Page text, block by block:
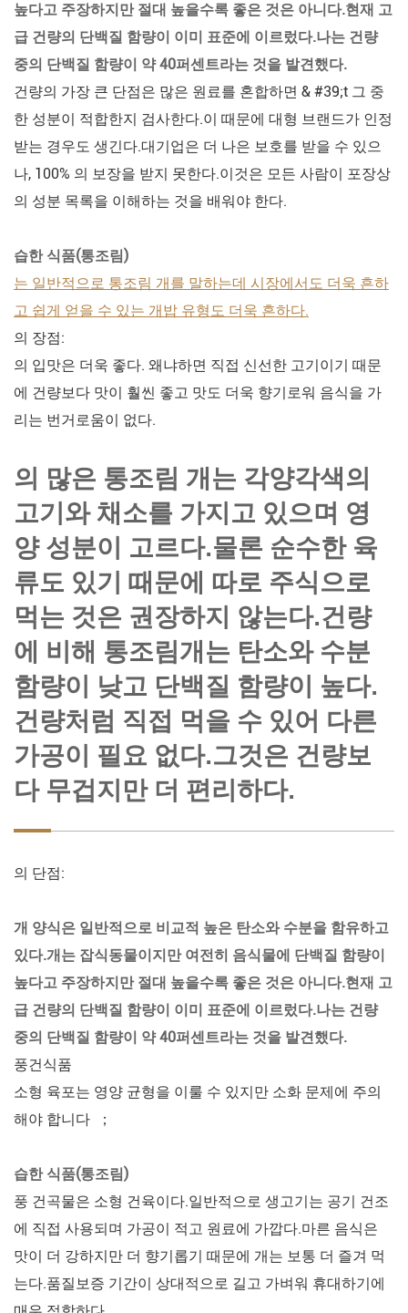
높다고 주장하지만 절대 높을수록 좋은 것은 아니다.현재 고
급 건량의 단백질 함량이 이미 표준에 이르렀다.나는 건량
중의 단백질 함량이 약 40퍼센트라는 것을 발견했다.
건량의 가장 큰 단점은 많은 원료를 혼합하면 & #39;t 그 중
한 성분이 적합한지 검사한다.이 때문에 대형 브랜드가 인정
받는 경우도 생긴다.대기업은 더 나은 보호를 받을 수 있으
나, 100% 의 보장을 받지 못한다.이것은 모든 사람이 포장상
의 성분 목록을 이해하는 것을 배워야 한다.
습한 식품(통조림)
는 일반적으로 통조림 개를 말하는데 시장에서도 더욱 흔하
고 쉽게 얻을 수 있는 개밥 유형도 더욱 흔하다.
의 장점:
의 입맛은 더욱 좋다. 왜냐하면 직접 신선한 고기이기 때문
에 건량보다 맛이 훨씬 좋고 맛도 더욱 향기로워 음식을 가
리는 번거로움이 없다.
의 많은 통조림 개는 각양각색의
고기와 채소를 가지고 있으며 영
양 성분이 고르다.물론 순수한 육
류도 있기 때문에 따로 주식으로
먹는 것은 권장하지 않는다.건량
에 비해 통조림개는 탄소와 수분
함량이 낮고 단백질 함량이 높다.
건량처럼 직접 먹을 수 있어 다른
가공이 필요 없다.그것은 건량보
다 무겁지만 더 편리하다.
의 단점:
개 양식은 일반적으로 비교적 높은 탄소와 수분을 함유하고
있다.개는 잡식동물이지만 여전히 음식물에 단백질 함량이
높다고 주장하지만 절대 높을수록 좋은 것은 아니다.현재 고
급 건량의 단백질 함량이 이미 표준에 이르렀다.나는 건량
중의 단백질 함량이 약 40퍼센트라는 것을 발견했다.
풍건식품
소형 육포는 영양 균형을 이룰 수 있지만 소화 문제에 주의
해야 합니다 ；
습한 식품(통조림)
풍 건곡물은 소형 건육이다.일반적으로 생고기는 공기 건조
에 직접 사용되며 가공이 적고 원료에 가깝다.마른 음식은
맛이 더 강하지만 더 향기롭기 때문에 개는 보통 더 즐겨 먹
는다.품질보증 기간이 상대적으로 길고 가벼워 휴대하기에